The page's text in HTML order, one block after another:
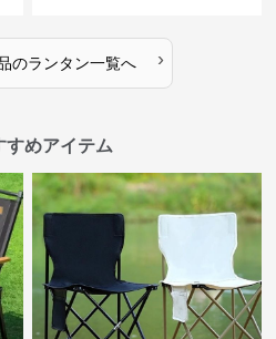
のランタン一覧へ ›
すめアイテム